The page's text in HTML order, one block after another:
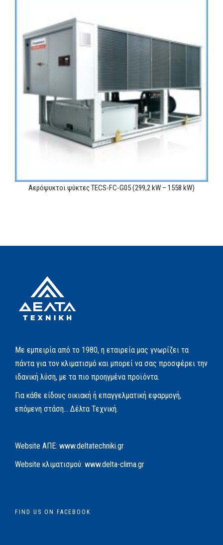
Αερόψυκτοι ψύκτες TECS-FC-G05 (299,2 kW – 1558 kW)
Με εμπειρία από το 1980, η εταιρεία μας γνωρίζει τα
πάντα για τον κλιματισμό και μπορεί να σας προσφέρει την
ιδανική λύση, με τα πιο προηγμένα προϊόντα.
Για κάθε είδους οικιακή ή επαγγελματική εφαρμογή,
επόμενη στάση… Δέλτα Τεχνική.
Website AΠΕ: www.deltatechniki.gr
Website κλιματισμού: www.delta-clima.gr
FIND US ON FACEBOOK